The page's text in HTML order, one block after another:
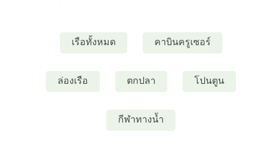
เรือทั้งหมด คาบินครูเซอร์
ล่องเรือ ตกปลา โปนตูน
กีฬาทางน้ำ